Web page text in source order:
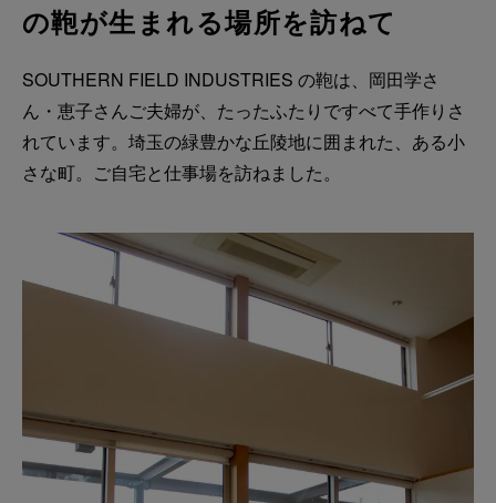
の鞄が生まれる場所を訪ねて
SOUTHERN FIELD INDUSTRIES の鞄は、岡田学さ
ん・恵子さんご夫婦が、たったふたりですべて手作りさ
れています。埼玉の緑豊かな丘陵地に囲まれた、ある小
さな町。ご自宅と仕事場を訪ねました。